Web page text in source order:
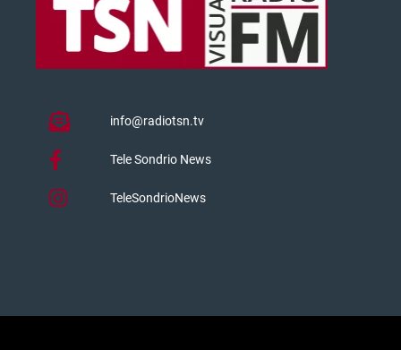
info@radiotsn.tv
Tele Sondrio News
TeleSondrioNews